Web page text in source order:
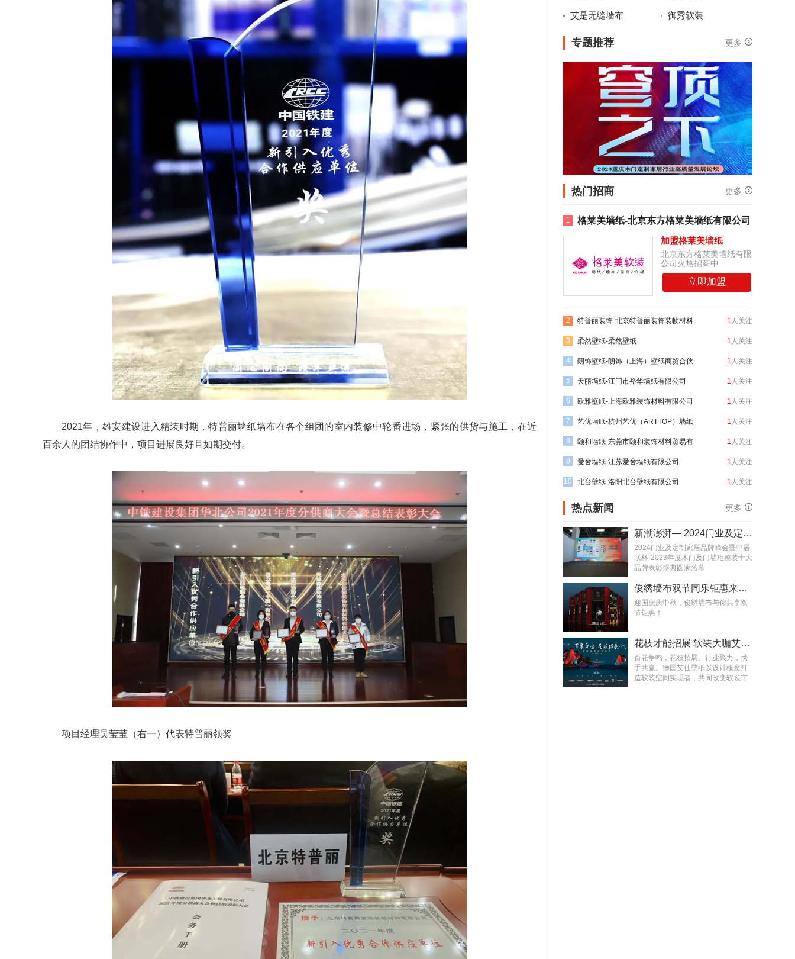
2021年，雄安建设进入精装时期，特普丽墙纸墙布在各个组团的室内装修中轮番进场，紧张的供货与施工，在近
百余人的团结协作中，项目进展良好且如期交付。
项目经理吴莹莹（右一）代表特普丽领奖
艾是无缝墙布 御秀软装
专题推荐 更多
热门招商 更多
1
格莱美墙纸-北京东方格莱美墙纸有限公司
加盟格莱美墙纸
北京东方格莱美墙纸有限
公司火热招商中
立即加盟
2 特普丽装饰-北京特普丽装饰装帧材料
有限公司
1 人关注
3 柔然壁纸-柔然壁纸 1 人关注
4 朗饰壁纸-朗饰（上海）壁纸商贸合伙
企业（有限合伙）
1 人关注
5 天丽墙纸-江门市裕华墙纸有限公司 1 人关注
6 欧雅壁纸-上海欧雅装饰材料有限公司 1 人关注
7 艺优墙纸-杭州艺优（ARTTOP）墙纸
有限公司
1 人关注
8 颐和墙纸-东莞市颐和装饰材料贸易有
限公司
1 人关注
9 爱舍墙纸-江苏爱舍墙纸有限公司 1 人关注
10 北台壁纸-洛阳北台壁纸有限公司 1 人关注
热点新闻 更多
新潮澎湃— 2024门业及定制家居品牌峰会圆满落幕
2024门业及定制家居品牌峰会暨中居
联杯·2023年度木门及门墙柜整装十大
品牌表彰盛典圆满落幕
俊绣墙布双节同乐钜惠来袭 工厂好礼送不停
迎国庆庆中秋，俊绣墙布与你共享双
节钜惠！
花枝才能招展 软装大咖艾仕聚
百花争鸣，花枝招展。行业聚力，携
手共赢。德国艾仕壁纸以设计概念打
造软装空间实现者，共同改变软装市